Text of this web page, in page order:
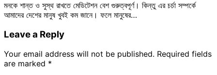
মনকে শান্ত ও সুস্থ রাখতে মেডিটেশন বেশ গুরুত্বপূর্ণ। কিন্তু এর চর্চা সম্পর্কে
আমাদের দেশের মানুষ খুবই কম জানে। ফলে মানুষের…
Leave a Reply
Your email address will not be published. Required fields
are marked *